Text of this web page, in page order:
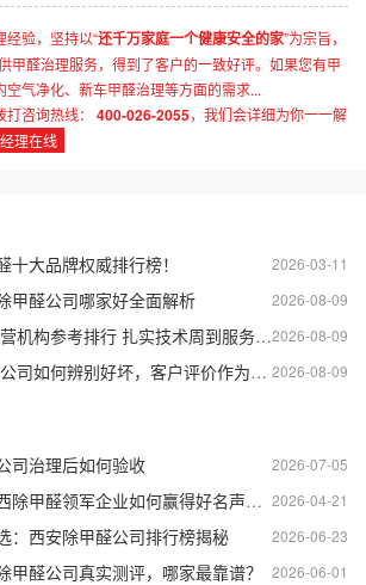
验，坚持以“还千万家庭一个健康安全的家”为宗旨，
甲醛治理服务，得到了客户的一致好评。如果您有甲
气净化、新车甲醛治理等方面的需求...
咨询热线：
400-026-2055，我们会详细为你一一解
理在线
2026-03-11
大品牌权威排行榜！
2026-08-09
甲醛公司哪家好全面解析
2026-08-09
构参考排行 扎实技术周到服务靠谱售后
2026-08-09
如何辨别好坏，客户评价作为参考依据
2026-07-05
司治理后如何验收
2026-04-21
甲醛领军企业如何赢得好名声秘籍
2026-06-23
：西安除甲醛公司排行榜揭秘
2026-06-01
甲醛公司真实测评，哪家最靠谱？